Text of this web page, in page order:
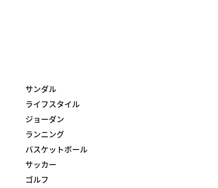
サンダル
ライフスタイル
ジョーダン
ランニング
バスケットボール
サッカー
ゴルフ